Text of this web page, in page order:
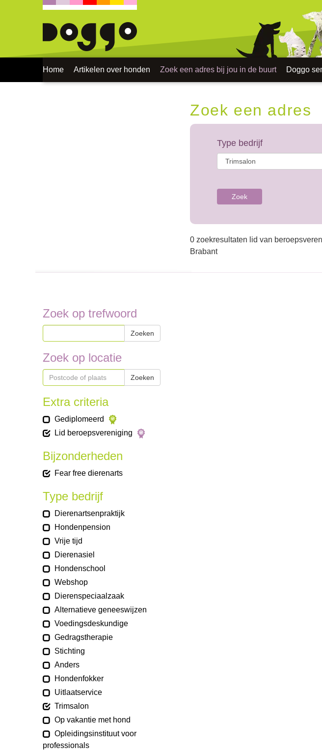
Home Artikelen over honden Zoek een adres bij jou in de buurt Doggo
Zoek een adres
Type bedrijf
Zoek
0 zoekresultaten lid van
Brabant
Zoek op trefwoord
Zoeken
Zoek op locatie
Zoeken
Extra criteria
Gediplomeerd
Lid beroepsvereniging
Bijzonderheden
Fear free dierenarts
Type bedrijf
Dierenartsenpraktijk
Hondenpension
Vrije tijd
Dierenasiel
Hondenschool
Webshop
Dierenspeciaalzaak
Alternatieve geneeswijzen
Voedingsdeskundige
Gedragstherapie
Stichting
Anders
Hondenfokker
Uitlaatservice
Trimsalon
Op vakantie met hond
Opleidingsinstituut voor
professionals